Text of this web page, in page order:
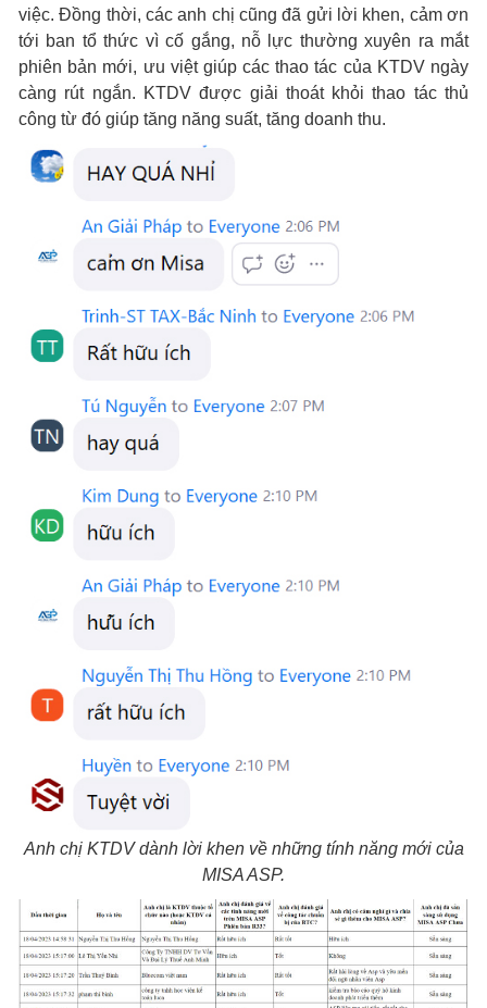
việc. Đồng thời, các anh chị cũng đã gửi lời khen, cảm ơn
tới ban tổ thức vì cố gắng, nỗ lực thường xuyên ra mắt
phiên bản mới, ưu việt giúp các thao tác của KTDV ngày
càng rút ngắn. KTDV được giải thoát khỏi thao tác thủ
công từ đó giúp tăng năng suất, tăng doanh thu.
Anh chị KTDV dành lời khen về những tính năng mới của
MISA ASP.